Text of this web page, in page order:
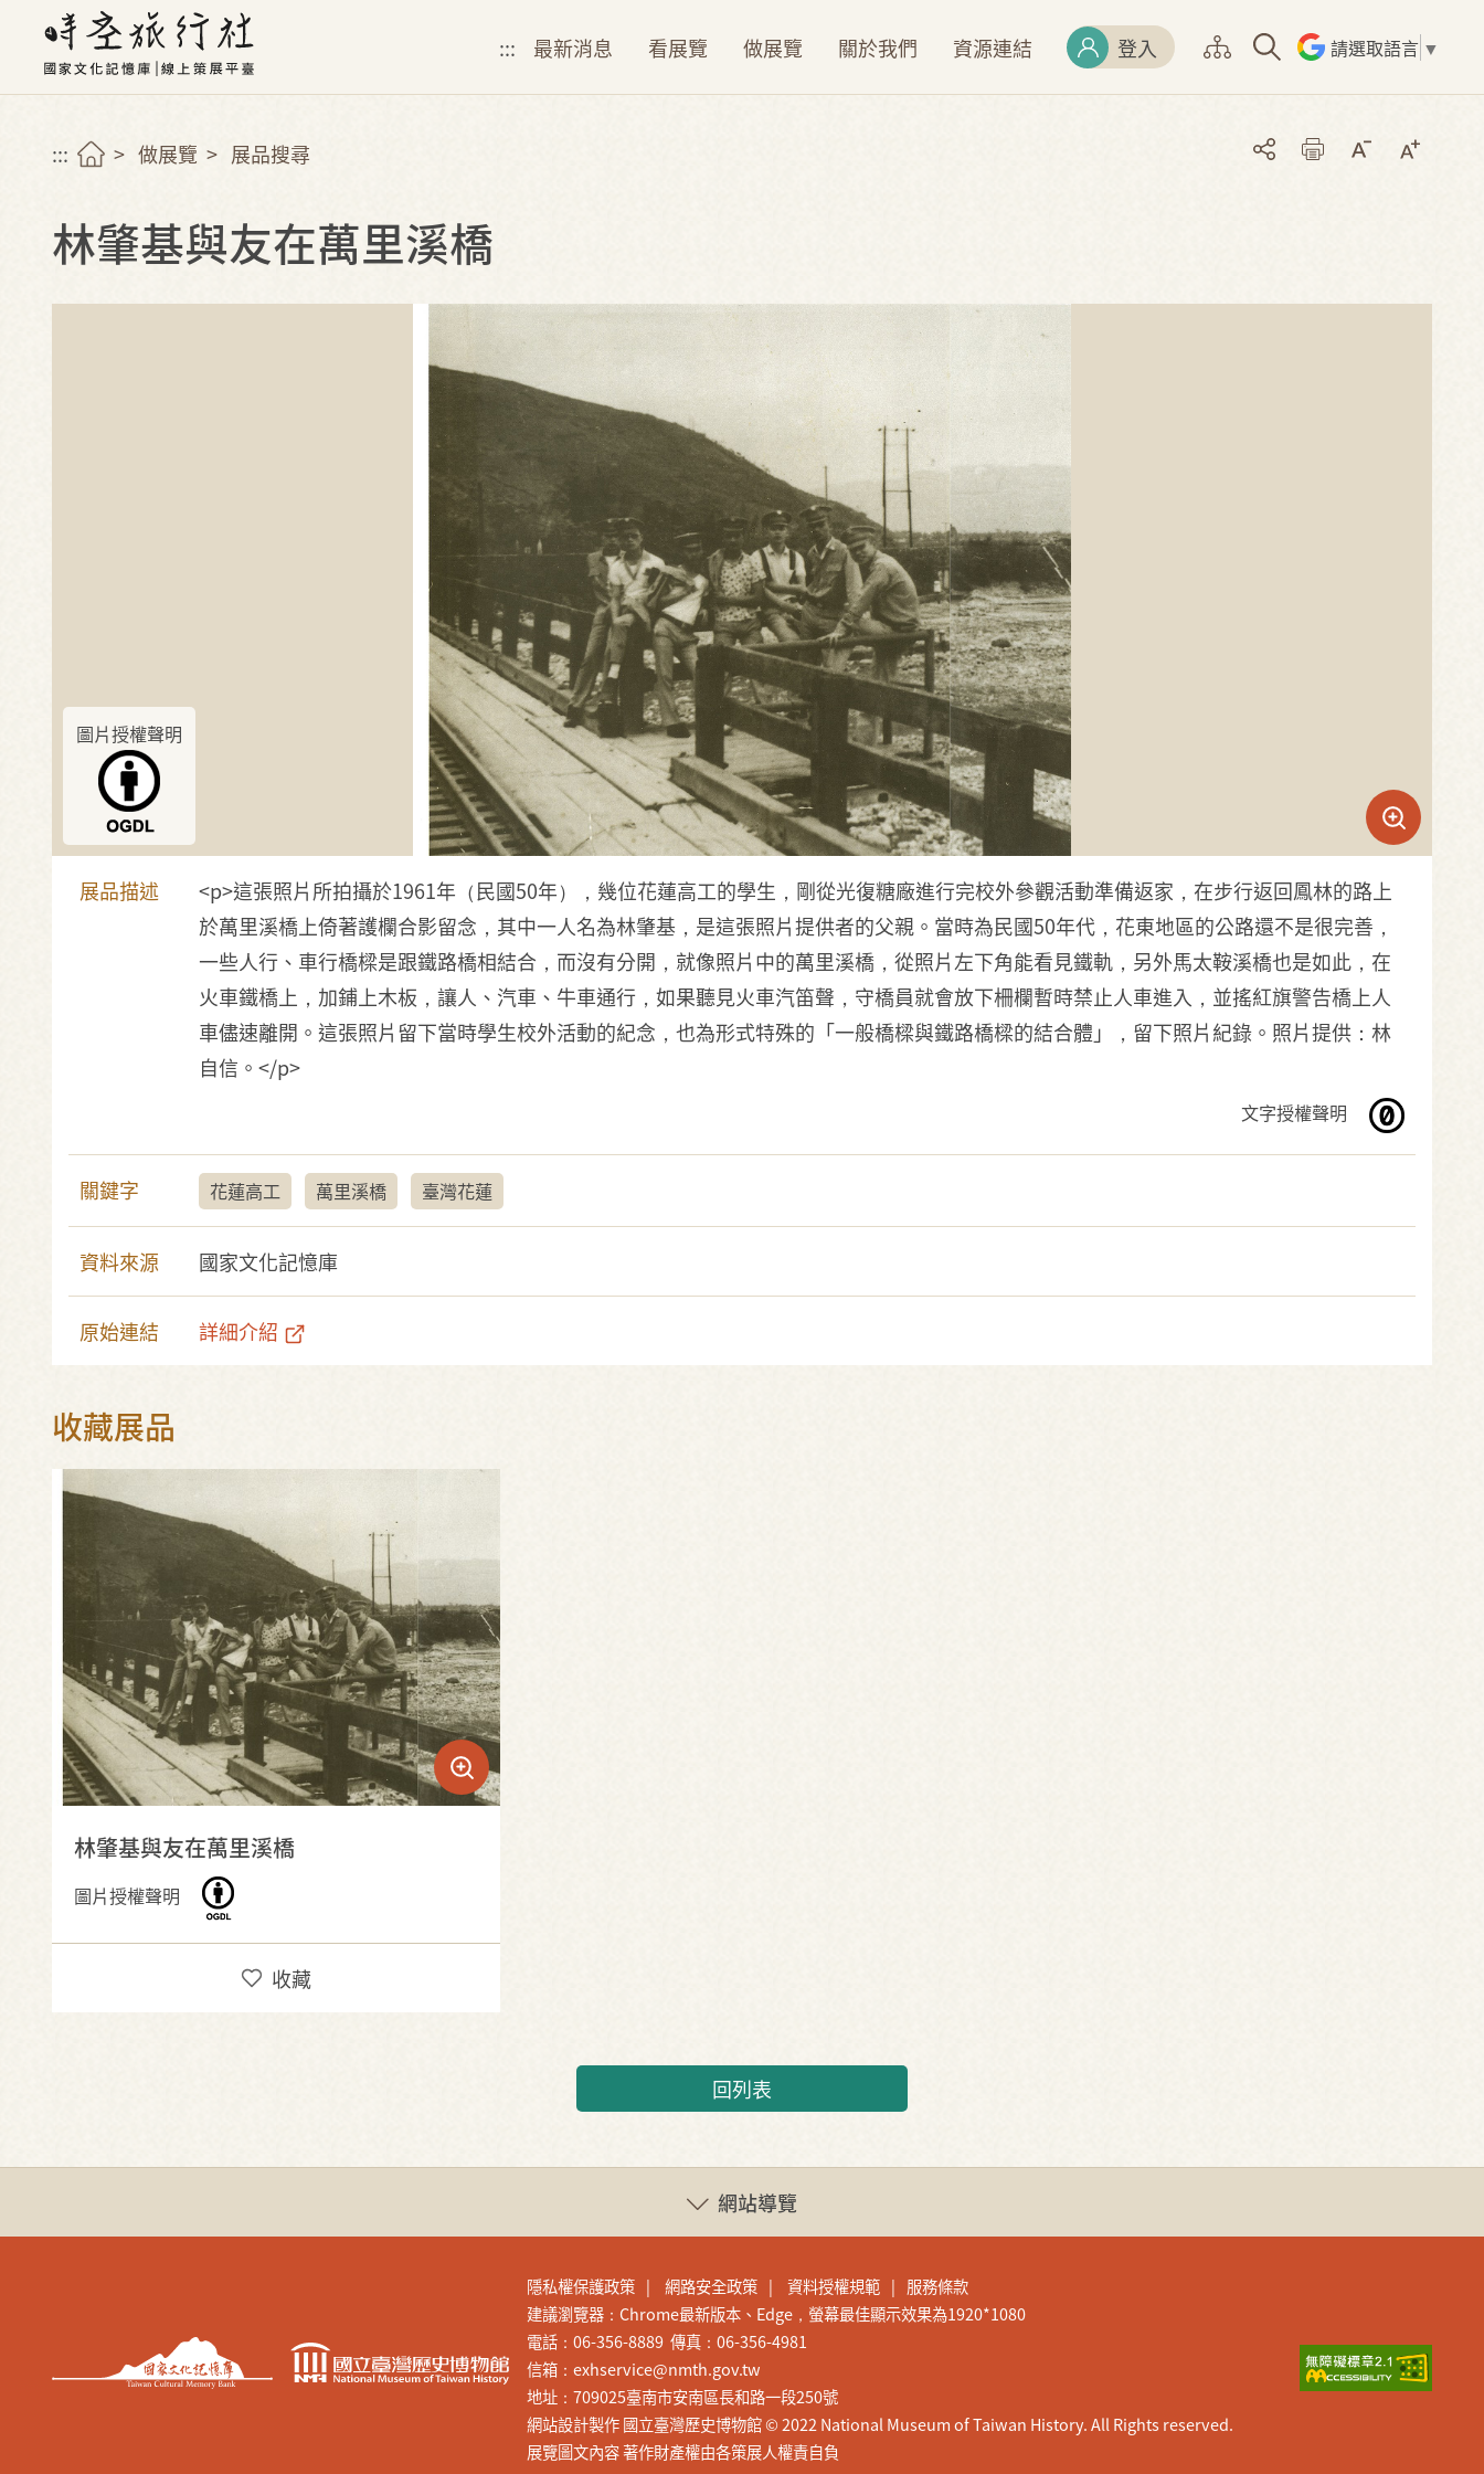
::: 最新消息 看展覽 做展覽 關於我們 資源連結 登入 請選取語言 ▼
::: 做展覽 展品搜尋
林肇基與友在萬里溪橋
圖片授權聲明
展品描述
<p>這張照片所拍攝於1961年（民國50年），幾位花蓮高工的學生，剛從光復糖廠進行完校外參觀活動準備返家，在步行返回鳳林的路上
於萬里溪橋上倚著護欄合影留念，其中一人名為林肇基，是這張照片提供者的父親。當時為民國50年代，花東地區的公路還不是很完善，
一些人行、車行橋樑是跟鐵路橋相結合，而沒有分開，就像照片中的萬里溪橋，從照片左下角能看見鐵軌，另外馬太鞍溪橋也是如此，在
火車鐵橋上，加鋪上木板，讓人、汽車、牛車通行，如果聽見火車汽笛聲，守橋員就會放下柵欄暫時禁止人車進入，並搖紅旗警告橋上人
車儘速離開。這張照片留下當時學生校外活動的紀念，也為形式特殊的「一般橋樑與鐵路橋樑的結合體」，留下照片紀錄。照片提供：林
自信。</p>
文字授權聲明
關鍵字 花蓮高工 萬里溪橋 臺灣花蓮
資料來源 國家文化記憶庫
原始連結 詳細介紹
收藏展品
林肇基與友在萬里溪橋
圖片授權聲明
收藏
回列表
網站導覽
隱私權保護政策 網路安全政策 資料授權規範
服務條款
建議瀏覽器：Chrome最新版本、Edge，螢幕最佳顯示效果為1920*1080
電話：06-356-8889 傳真：06-356-4981
信箱：exhservice@nmth.gov.tw
地址：709025臺南市安南區長和路一段250號
網站設計製作 國立臺灣歷史博物館 © 2022 National Museum of Taiwan History. All Rights reserved.
展覽圖文內容 著作財產權由各策展人權責自負